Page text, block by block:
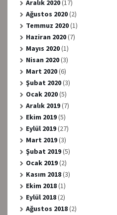
Aralık 2020(17)
Ağustos 2020(2)
Temmuz 2020(1)
Haziran 2020(7)
Mayıs 2020(1)
Nisan 2020(3)
Mart 2020(6)
Şubat 2020(3)
Ocak 2020(5)
Aralık 2019(7)
Ekim 2019(5)
Eylül 2019(27)
Mart 2019(3)
Şubat 2019(5)
Ocak 2019(2)
Kasım 2018(3)
Ekim 2018(1)
Eylül 2018(2)
Ağustos 2018(2)